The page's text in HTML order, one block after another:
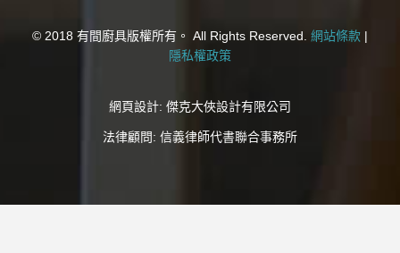
© 2018 有間廚具版權所有。 All Rights Reserved. 網站條款 |
隱私權政策
網頁設計: 傑克大俠設計有限公司
法律顧問: 信義律師代書聯合事務所